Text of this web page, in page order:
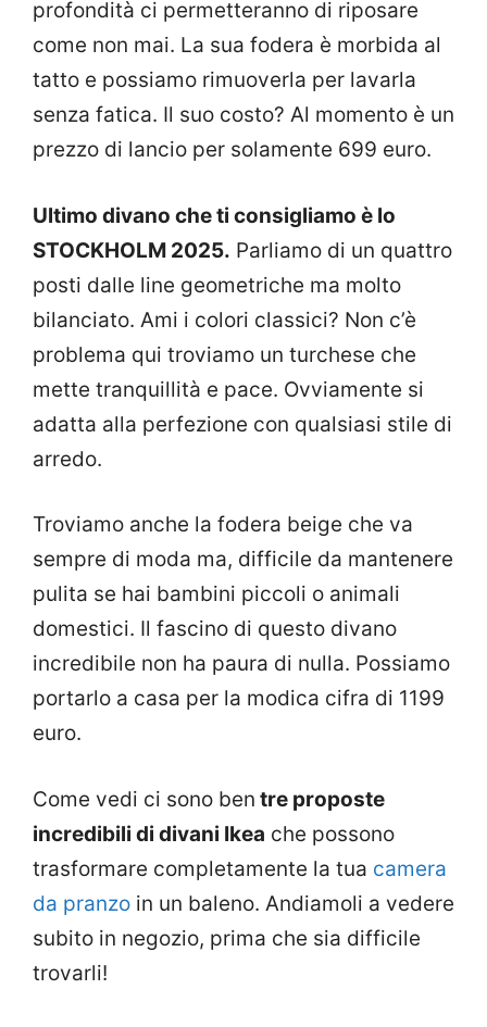
profondità ci permetteranno di riposare
come non mai. La sua fodera è morbida al
tatto e possiamo rimuoverla per lavarla
senza fatica. Il suo costo? Al momento è un
prezzo di lancio per solamente 699 euro.
Ultimo divano che ti consigliamo è lo
STOCKHOLM 2025. Parliamo di un quattro
posti dalle line geometriche ma molto
bilanciato. Ami i colori classici? Non c’è
problema qui troviamo un turchese che
mette tranquillità e pace. Ovviamente si
adatta alla perfezione con qualsiasi stile di
arredo.
Troviamo anche la fodera beige che va
sempre di moda ma, difficile da mantenere
pulita se hai bambini piccoli o animali
domestici. Il fascino di questo divano
incredibile non ha paura di nulla. Possiamo
portarlo a casa per la modica cifra di 1199
euro.
Come vedi ci sono ben tre proposte
incredibili di divani Ikea che possono
trasformare completamente la tua camera
da pranzo in un baleno. Andiamoli a vedere
subito in negozio, prima che sia difficile
trovarli!